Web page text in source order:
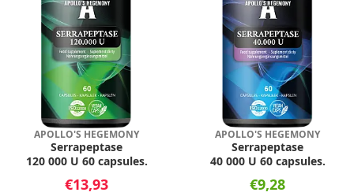
APOLLO'S HEGEMONY
Serrapeptase
120 000 U 60 capsules.
€13,93
APOLLO'S HEGEMONY
Serrapeptase
40 000 U 60 capsules.
€9,28